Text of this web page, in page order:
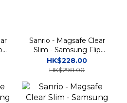
Sanrio - Magsafe Clear
Slim - Samsung Flip
Case 貼身透明磁吸充電
手機保護硬殼 TY
HK$228.00
HK$298.00